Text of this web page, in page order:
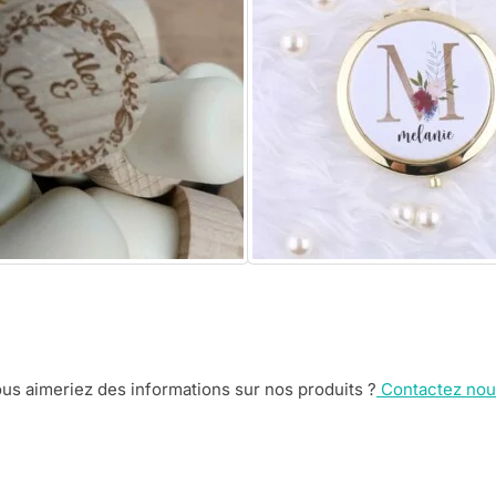
aimeriez des informations sur nos produits ? Contactez